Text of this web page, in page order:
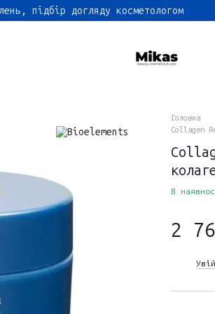
підбір догляду косметологом
Головна
Collagen
В
2